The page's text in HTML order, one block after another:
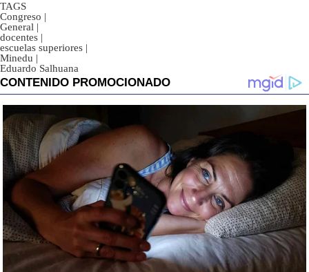
TAGS
Congreso |
General |
docentes |
escuelas superiores |
Minedu |
Eduardo Salhuana